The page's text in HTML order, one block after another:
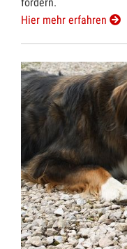
Hier mehr erfahren